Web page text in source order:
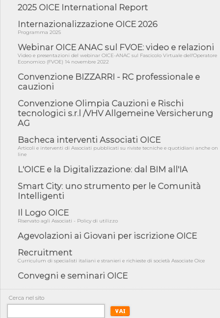
con ...
riqualificazione sism...
06/08/26 - CdM: approvato il d.lgs. di adeguamento all’AI Act in
06/08/26 - DDL delegazione europea in Cdm per recepimento
norme UE in m...
05/08/26 - DL Infrastrutture e PNRR è legge: approvata oggi la
fiducia...
05/08/26 - Focus OICE sul DDL di riforma della responsabilità
05/08/26 - Anac: pubblicata la Relazione illustrativa al Bando tipo
2 s...
05/08/26 - SAVE THE DATE: Assemblea Pubblica Confindustria
05/08/26 - Successo OICE per il bando della Città metropolitana
di Reg...
05/08/26 - Lettera OICE per il bando della Giunta Regionale della
Campa...
04/08/26 - DL PA: previste cancellazioni da elenchi professionisti
per ...
04/08/26 - International Sustainable Buildings Competition -
COP31, An...
04/08/26 - CdS, project financing: progetto di fattibilità da
04/08/26 - Rapporto Anac corruzione 2020-2026: procedimenti
penali per ...
2025 OICE International Report
Internazionalizzazione OICE 2026
Programma 2025
Webinar OICE ANAC sul FVOE: video e relazioni
Video e presentazioni del webinar OICE-ANAC sul Fascicolo Virtuale dell'Operatore
Economico (FVOE) 14 novembre 2022
Convenzione BIZZARRI - RC professionale e
cauzioni
Convenzione Olimpia Cauzioni e Rischi
tecnologici s.r.l /VHV Allgemeine Versicherung
AG
Bacheca interventi Associati OICE
Articoli e interventi di Associati pubblicati su riviste tecniche e quotidiani anche on
line
L'OICE e la Digitalizzazione: dal BIM all'IA
Smart City: uno strumento per le Comunità
Intelligenti
Il Logo OICE
Riservato agli Associati - Policy di utilizzo
Agevolazioni ai Giovani per iscrizione OICE
Recruitment
Curriculum di specialisti italiani e stranieri e richieste di società Associate Oice
Convegni e seminari OICE
Cerca nel sito